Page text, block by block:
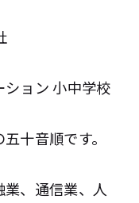
ション 小中学校
十音順です。
、通信業、人